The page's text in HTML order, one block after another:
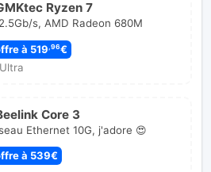
Ryzen 7
s, AMD Radeon 680M
à 519,96€
Core 3
Ethernet 10G, j'adore 😍
à 539€